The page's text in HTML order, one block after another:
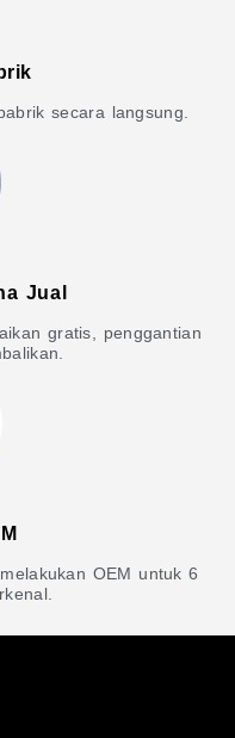
secara langsung.
Jual
gratis, penggantian
OEM untuk 6